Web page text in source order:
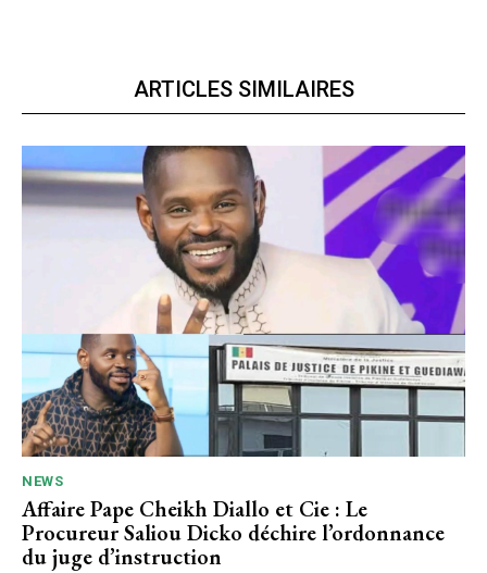
ARTICLES SIMILAIRES
NEWS
Affaire Pape Cheikh Diallo et Cie : Le
Procureur Saliou Dicko déchire l’ordonnance
du juge d’instruction